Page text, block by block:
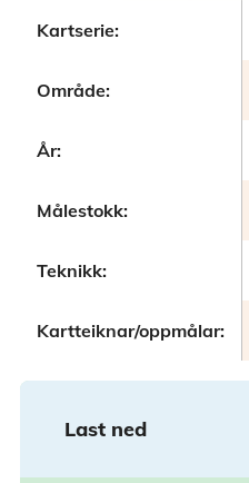
Kartserie:
Område:
År:
Målestokk:
Teknikk:
Kartteiknar/oppmålar:
Last ned